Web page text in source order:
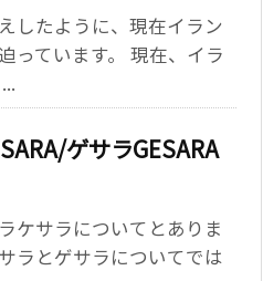
したように、現在イラン
っています。 現在、イラ
ゲサラGESARA
ケサラについてとありま
ラとゲサラについてでは